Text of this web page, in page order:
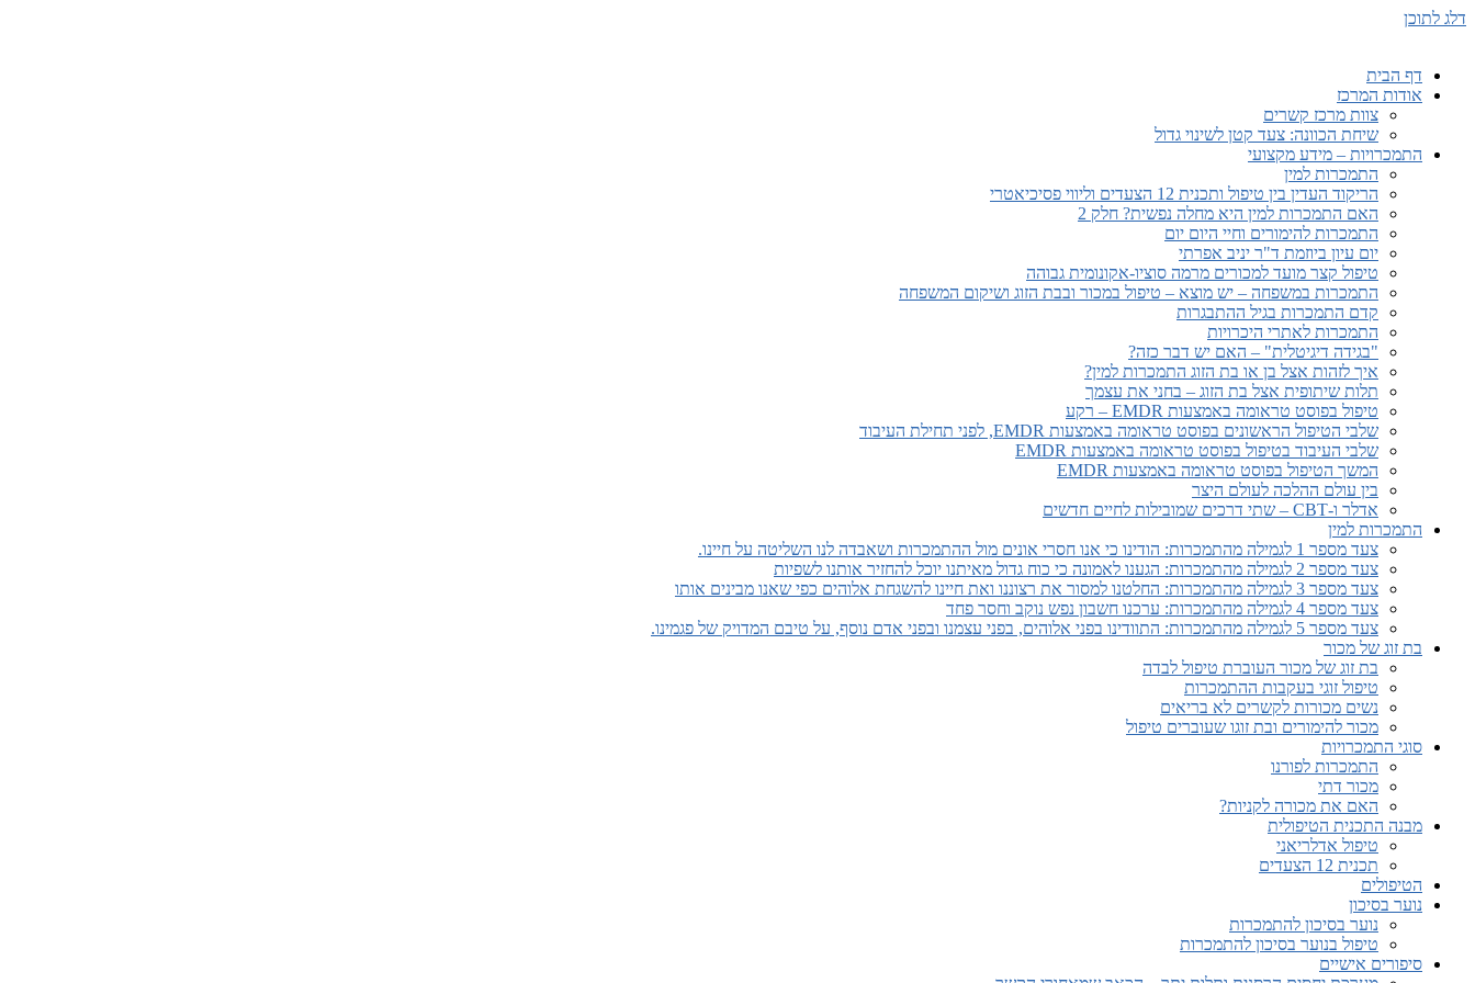
דלג לתוכן
דף הבית
אודות המרכז
צוות מרכז קשרים
שיחת הכוונה: צעד קטן לשינוי גדול
התמכרויות – מידע מקצועי
התמכרות למין
הריקוד העדין בין טיפול ותכנית 12 הצעדים וליווי פסיכיאטרי
האם התמכרות למין היא מחלה נפשית? חלק 2
התמכרות להימורים וחיי היום יום
יום עיון ביוזמת ד"ר יניב אפרתי
טיפול קצר מועד למכורים מרמה סוציו-אקונומית גבוהה
התמכרות במשפחה – יש מוצא – טיפול במכור ובבת הזוג ושיקום המשפחה
קדם התמכרות בגיל ההתבגרות
התמכרות לאתרי היכרויות
"בגידה דיגיטלית" – האם יש דבר כזה?
איך לזהות אצל בן או בת הזוג התמכרות למין?
תלות שיתופית אצל בת הזוג – בחני את עצמך
טיפול בפוסט טראומה באמצעות EMDR – רקע
שלבי הטיפול הראשונים בפוסט טראומה באמצעות EMDR, לפני תחילת העיבוד
שלבי העיבוד בטיפול בפוסט טראומה באמצעות EMDR
המשך הטיפול בפוסט טראומה באמצעות EMDR
בין עולם ההלכה לעולם היצר
אדלר ו-CBT – שתי דרכים שמובילות לחיים חדשים
התמכרות למין
צעד מספר 1 לגמילה מהתמכרות: הודינו כי אנו חסרי אונים מול ההתמכרות ושאבדה לנו השליטה על חיינו.
צעד מספר 2 לגמילה מהתמכרות: הגענו לאמונה כי כוח גדול מאיתנו יוכל להחזיר אותנו לשפיות
צעד מספר 3 לגמילה מהתמכרות: החלטנו למסור את רצוננו ואת חיינו להשגחת אלוהים כפי שאנו מבינים אותו
צעד מספר 4 לגמילה מהתמכרות: ערכנו חשבון נפש נוקב וחסר פחד
צעד מספר 5 לגמילה מהתמכרות: התוודינו בפני אלוהים, בפני עצמנו ובפני אדם נוסף, על טיבם המדויק של פגמינו.
בת זוג של מכור
בת זוג של מכור העוברת טיפול לבדה
טיפול זוגי בעקבות ההתמכרות
נשים מכורות לקשרים לא בריאים
מכור להימורים ובת זוגו שעוברים טיפול
סוגי התמכרויות
התמכרות לפורנו
מכור דתי
האם את מכורה לקניות?
מבנה התכנית הטיפולית
טיפול אדלריאני
תכנית 12 הצעדים
הטיפולים
נוער בסיכון
נוער בסיכון להתמכרות
טיפול בנוער בסיכון להתמכרות
סיפורים אישיים